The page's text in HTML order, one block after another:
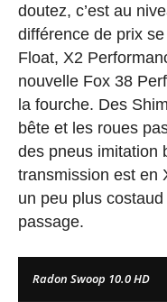
doutez, c’est au
différence de prix
Float, X2
nouvelle Fox 38
la fourche. Des
bête et les roues
des pneus imitation
transmission est en
un peu plus
passage.
Radon Swoop 10.0 HD